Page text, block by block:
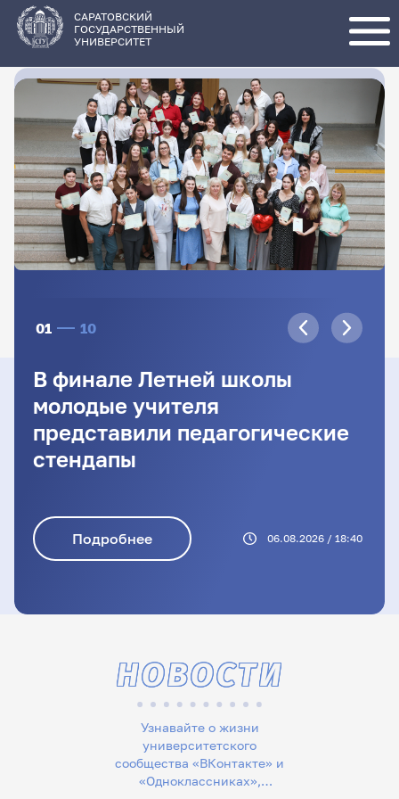
основному
содержанию
САРАТОВСКИЙ
ГОСУДАРСТВЕННЫЙ
УНИВЕРСИТЕТ
01 10
В финале Летней школы
молодые учителя
представили педагогические
стендапы
Подробнее 06.08.2026 / 18:40
Узнавайте о жизни
университетского
сообщества «ВКонтакте» и
«Одноклассниках»,
НОВОСТИ